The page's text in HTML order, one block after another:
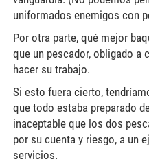
uniformados enemigos con
Por otra parte, qué mejor
que un pescador, obligado a
hacer su trabajo.
Si esto fuera cierto,
que todo estaba preparado
inaceptable que los dos
por su cuenta y riesgo, a un
servicios.